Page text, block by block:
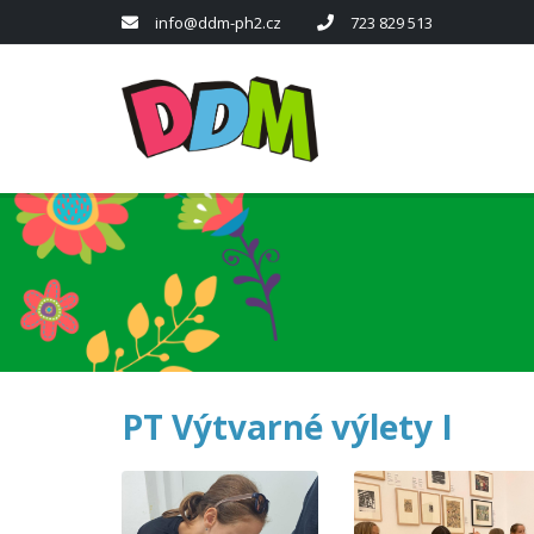
info@ddm-ph2.cz 723 829 513
PT Výtvarné výlety I